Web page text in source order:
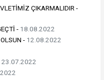
ÇIKARMALIDIR -
- 18.08.2022
- 12.08.2022
23.07.2022